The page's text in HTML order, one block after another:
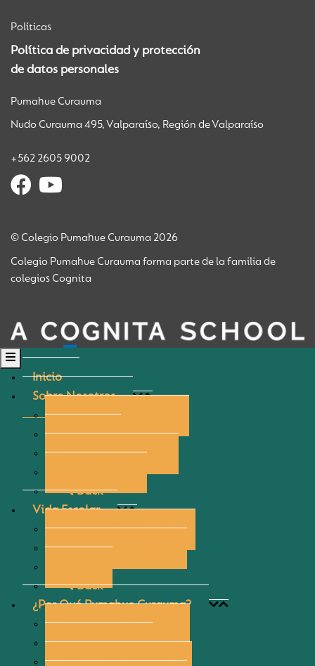
Políticas
Política de privacidad y protección
de datos personales
Pumahue Curauma
Nudo Curauma 495, Valparaíso, Región de Valparaíso
+562 2605 9002
© Colegio Pumahue Curauma 2026
Colegio Pumahue Curauma forma parte de la familia de
colegios Cognita
Inicio
Sobre Nosotros
Proyecto Educativo
Equipo
A Cognita School
Back
Vida Escolar
Noticias Destacadas
Jornada Extendida
Back
¿Por Qué Pumahue Curauma?
Aprendizaje Digital
Salvaguarda
Formación Holística